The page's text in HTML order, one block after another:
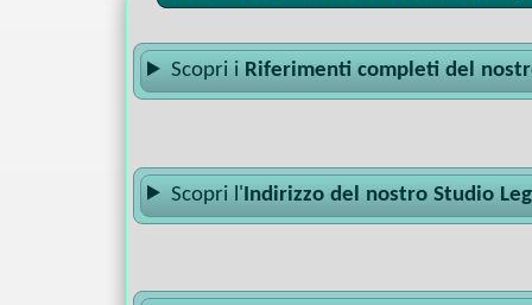
Scopri i Riferimenti completi del
Scopri l' Indirizzo del nostro Studio